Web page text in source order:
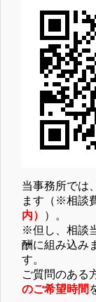
当事務所では
ます（※相談
内）
）。
※但し、相談
酬に組み込み
す。
ご質問のある
のご希望時間